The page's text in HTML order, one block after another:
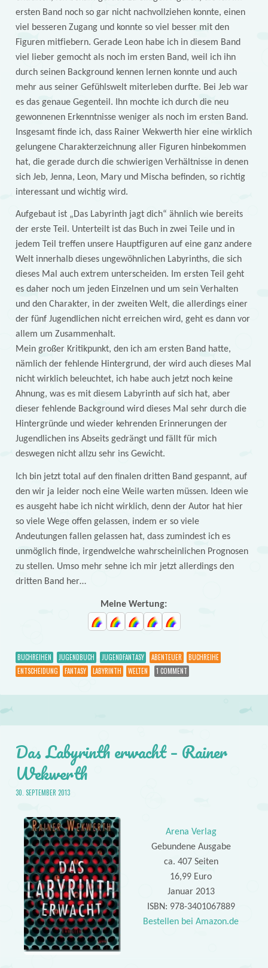
ersten Band noch so gar nicht nachvollziehen konnte, einen
viel besseren Zugang und konnte so viel besser mit den
Figuren mitfiebern. Gerade Leon habe ich in diesem Band
viel lieber gemocht als noch im ersten Band, weil ich ihn
durch seinen Background kennen lernen konnte und auch
mehr aus seiner Gefühlswelt miterleben durfte. Bei Jeb war
es das genaue Gegenteil. Ihn mochte ich durch die neu
gewonnenen Erkenntnisse weniger als noch im ersten Band.
Insgesamt finde ich, dass Rainer Wekwerth hier eine wirklich
gelungene Charakterzeichnung aller Figuren hinbekommen
hat, die gerade durch die schwierigen Verhältnisse in denen
sich Jeb, Jenna, Leon, Mary und Mischa befinden, so richtig
interessant und wichtig wird.
Aufgebaut ist „Das Labyrinth jagt dich“ ähnlich wie bereits
der erste Teil. Unterteilt ist das Buch in zwei Teile und in
jedem Teil treffen unsere Hauptfiguren auf eine ganz andere
Welt innerhalb dieses ungewöhnlichen Labyrinths, die sich
dieses Mal auch extrem unterscheiden. Im ersten Teil geht
es daher noch um jeden Einzelnen und um sein Verhalten
und den Charakter, in der zweiten Welt, die allerdings einer
der fünf Jugendlichen nicht erreichen wird, geht es dann vor
allem um Zusammenhalt.
Mein großer Kritikpunkt, den ich am ersten Band hatte,
nämlich der fehlende Hintergrund, der wird auch dieses Mal
nicht wirklich beleuchtet, ich habe auch jetzt noch keine
Ahnung, was es mit diesem Labyrinth auf sich hat, aber
dieser fehlende Background wird dieses Mal sehr durch die
Hintergründe und wieder kehrenden Erinnerungen der
Jugendlichen ins Abseits gedrängt und fällt für mich
deswegen nicht allzu sehr ins Gewicht.
Ich bin jetzt total auf den finalen dritten Band gespannt, auf
den wir ja leider noch eine Weile warten müssen. Ideen wie
es ausgeht habe ich nicht wirklich, denn der Autor hat hier
so viele Wege offen gelassen, indem er so viele
Andeutungen fallen gelassen hat, dass zumindest ich es
unmöglich finde, irgendwelche wahrscheinlichen Prognosen
zu stellen. Umso mehr sehne ich mir jetzt allerdings den
dritten Band her…
Meine Wertung:
BUCHREIHEN JUGENDBUCH JUGENDFANTASY ABENTEUER
BUCHREIHE
ENTSCHEIDUNG
FANTASY LABYRINTH WELTEN 1 COMMENT
Das Labyrinth erwacht – Rainer
Wekwerth
30. SEPTEMBER 2013
Arena Verlag
Gebundene Ausgabe
ca. 407 Seiten
16,99 Euro
Januar 2013
ISBN: 978-3401067889
Bestellen bei Amazon.de